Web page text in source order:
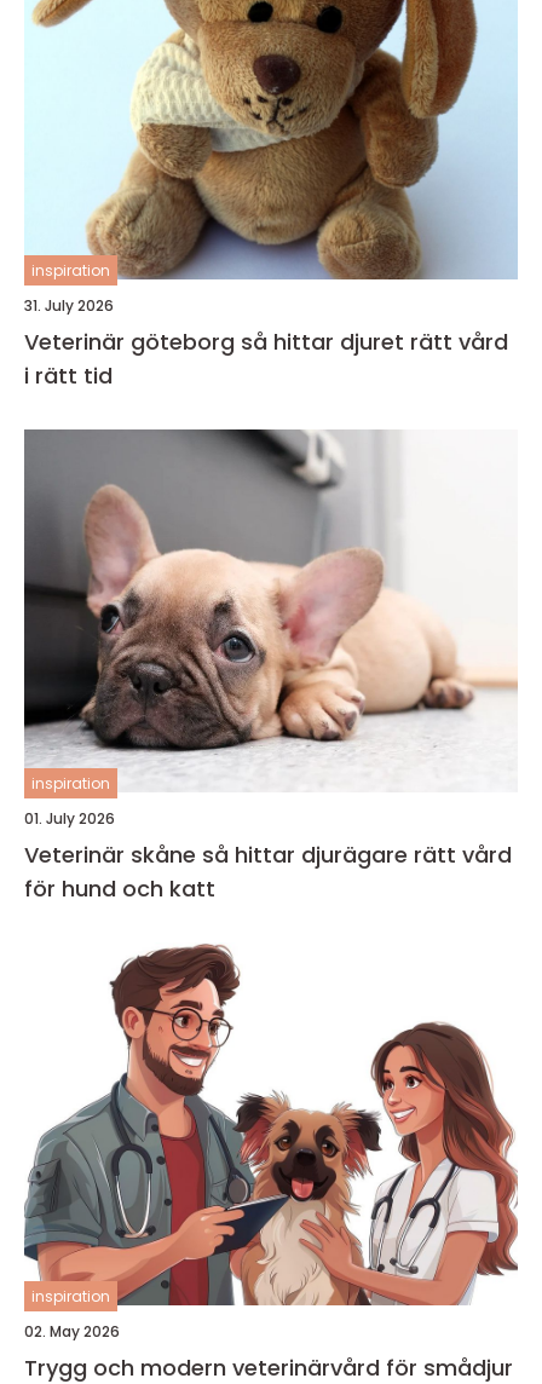
inspiration
31. July 2026
Veterinär göteborg så hittar djuret rätt vård
i rätt tid
inspiration
01. July 2026
Veterinär skåne så hittar djurägare rätt vård
för hund och katt
inspiration
02. May 2026
Trygg och modern veterinärvård för smådjur